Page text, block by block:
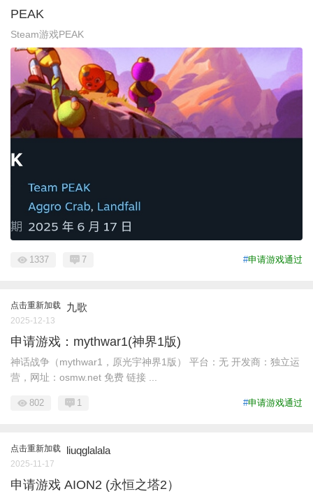
PEAK
Steam游戏PEAK
#申请游戏通过
1337 7
点击重新加载 九歌
2025-12-13
申请游戏：mythwar1(神界1版)
神话战争（mythwar1，原光宇神界1版） 平台：无 开发商：独立运
营，网址：osmw.net 免费 链接 ...
#申请游戏通过
802 1
点击重新加载 liuqglalala
2025-11-17
申请游戏 AION2 (永恒之塔2）